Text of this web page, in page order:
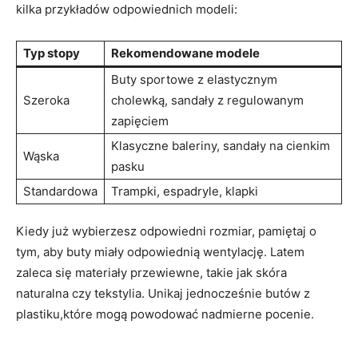
kilka przykładów odpowiednich modeli:
Typ stopy Rekomendowane modele
Szeroka
Buty sportowe z elastycznym
cholewką, sandały z regulowanym
zapięciem
Wąska
Klasyczne baleriny, sandały na cienkim
pasku
Standardowa
Trampki, espadryle, klapki
Kiedy już wybierzesz​ odpowiedni rozmiar, ​pamiętaj ⁤o
tym, aby buty miały odpowiednią wentylację. Latem
zaleca się materiały przewiewne, takie jak⁣ skóra​
naturalna czy⁤ tekstylia. Unikaj⁤ jednocześnie butów z
plastiku,które mogą powodować nadmierne pocenie.